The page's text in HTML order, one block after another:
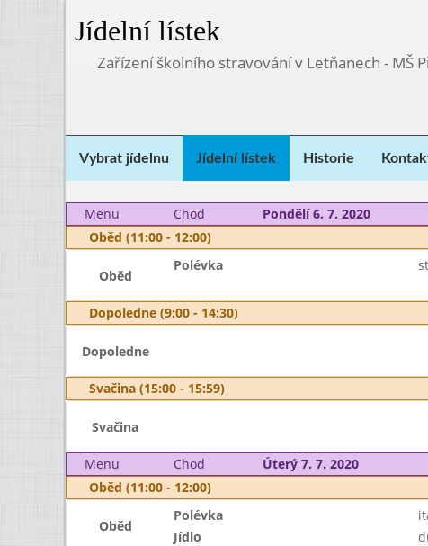
Jídelní lístek
Zařízení školního stravování v Letňanech - MŠ
Vybrat jídelnu Jídelní lístek Historie
Menu
Chod
Pondělí 6. 7. 2020
Oběd (11:00 - 12:00)
Oběd
Polévka
Dopoledne (9:00 - 14:30)
Dopoledne
Svačina (15:00 - 15:59)
Svačina
Menu Chod Úterý 7. 7. 2020
Oběd (11:00 - 12:00)
Oběd
Polévka
Jídlo